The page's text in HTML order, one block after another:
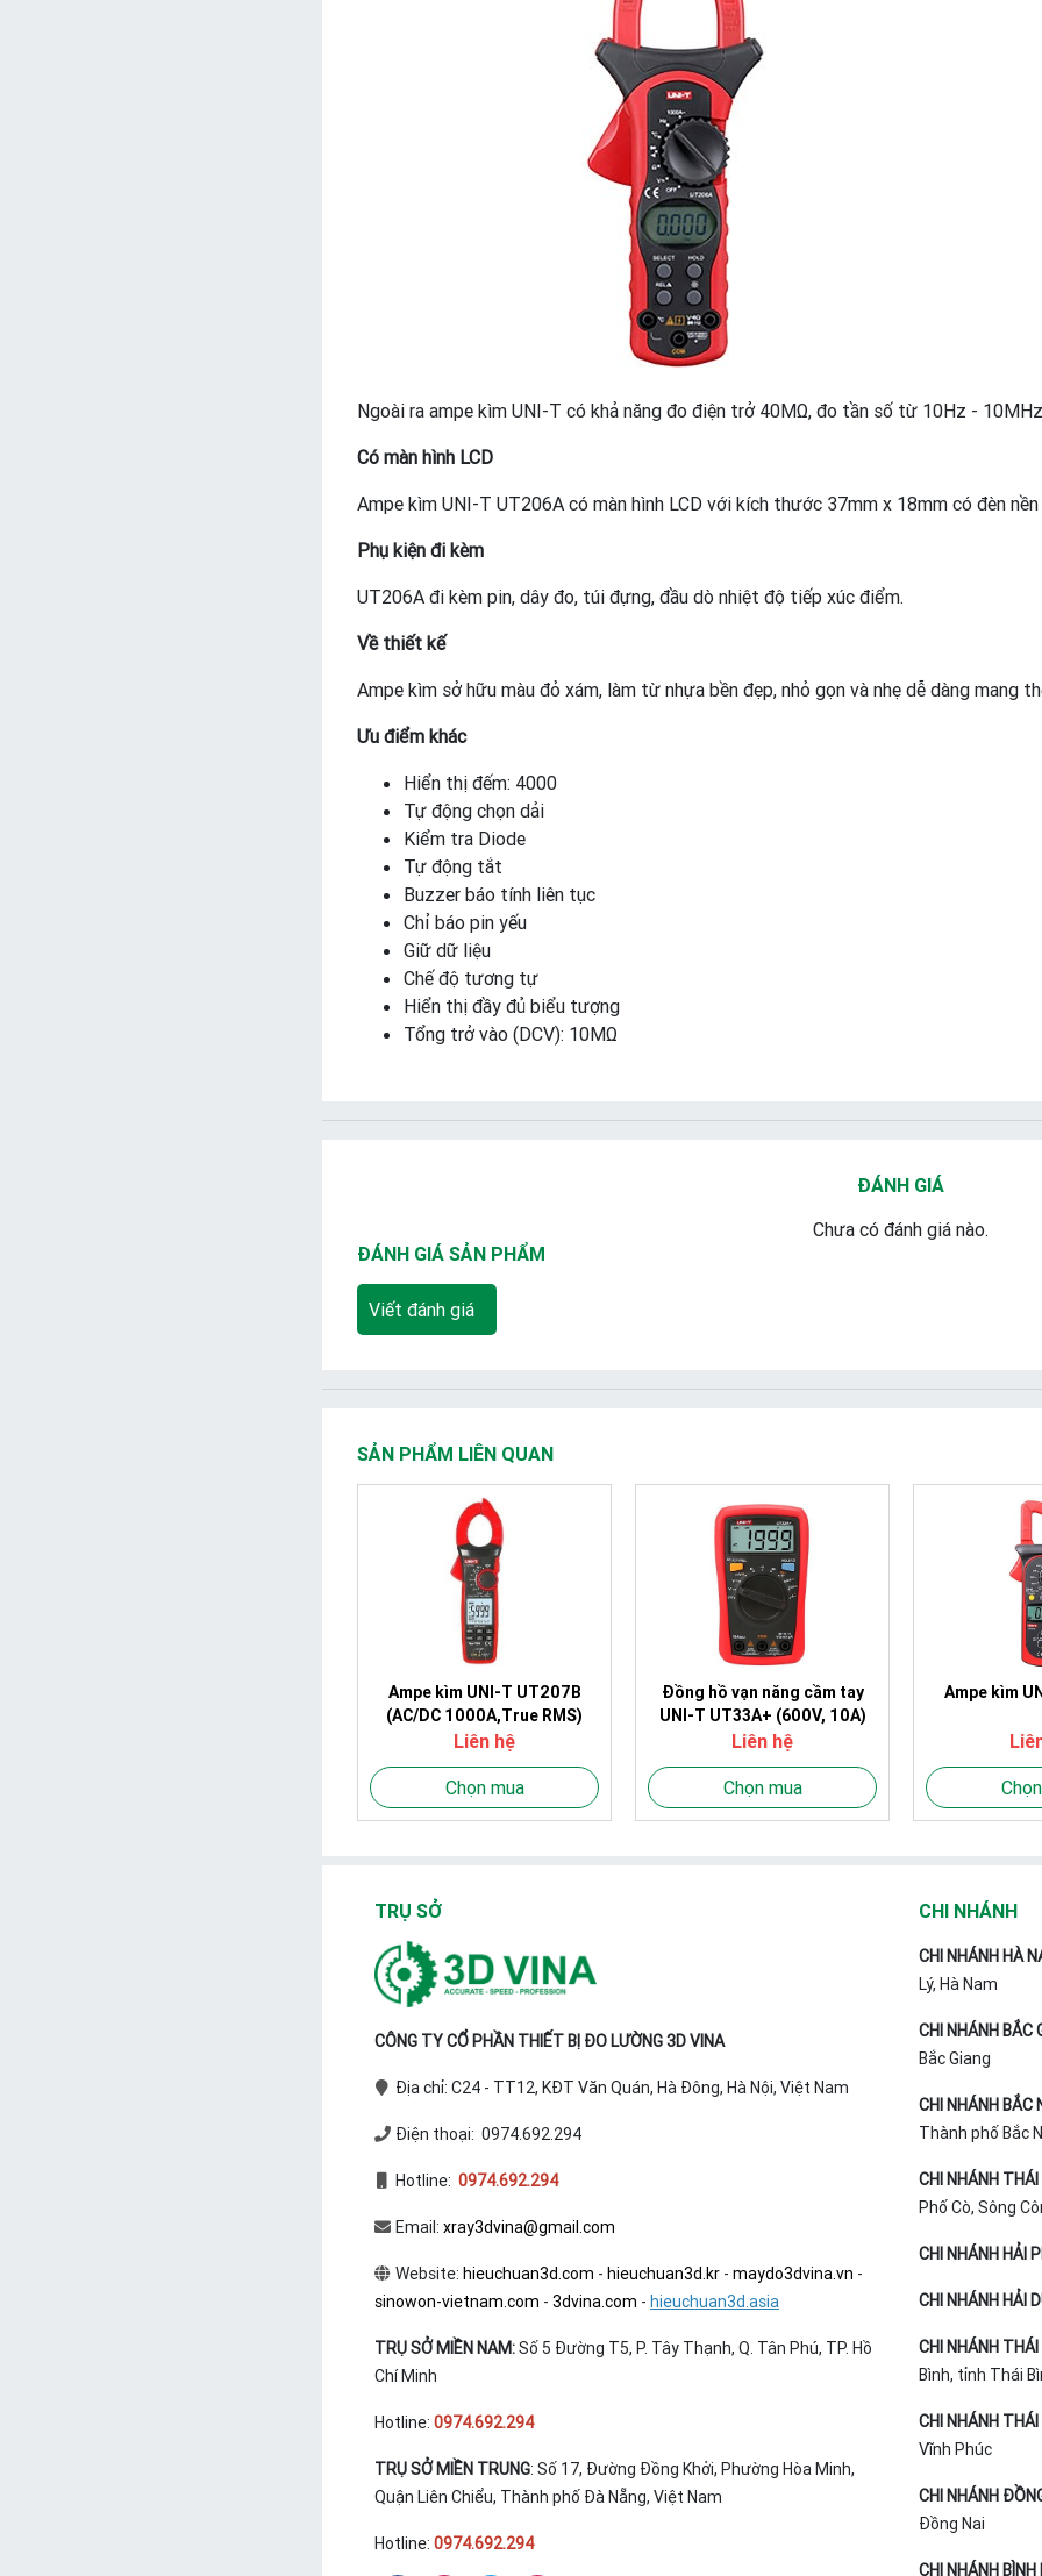
Ngoài ra ampe kìm UNI-T có khả năng đo điện trở 40MΩ, đo tần số từ 10Hz -
Có màn hình LCD
Ampe kìm UNI-T UT206A có màn hình LCD với kích thước 37mm x 18mm có đèn
Phụ kiện đi kèm
UT206A đi kèm pin, dây đo, túi đựng, đầu dò nhiệt độ tiếp xúc điểm.
Về thiết kế
Ampe kìm sở hữu màu đỏ xám, làm từ nhựa bền đẹp, nhỏ gọn và nhẹ dễ dàng mang
Ưu điểm khác
Hiển thị đếm: 4000
Tự động chọn dải
Kiểm tra Diode
Tự động tắt
Buzzer báo tính liên tục
Chỉ báo pin yếu
Giữ dữ liệu
Chế độ tương tự
Hiển thị đầy đủ biểu tượng
Tổng trở vào (DCV): 10MΩ
ĐÁNH GIÁ
Chưa có đánh giá nào.
ĐÁNH GIÁ SẢN PHẨM
Viết đánh giá
SẢN PHẨM LIÊN QUAN
Ampe kìm UNI-T UT207B
(AC/DC 1000A,True RMS)
Liên hệ
Chọn mua
Đồng hồ vạn năng cầm tay
UNI-T UT33A+ (600V, 10A)
Liên hệ
Chọn mua
Ampe kìm
TRỤ SỞ
CÔNG TY CỔ PHẦN THIẾT BỊ ĐO LƯỜNG 3D VINA
Địa chỉ: C24 - TT12, KĐT Văn Quán, Hà Đông, Hà Nội, Việt Nam
Điện thoại: 0974.692.294
Hotline: 0974.692.294
Email: xray3dvina@gmail.com
Website: hieuchuan3d.com - hieuchuan3d.kr- maydo3dvina.vn -
sinowon-vietnam.com - 3dvina.com - hieuchuan3d.asia
TRỤ SỞ MIỀN NAM:Số 5 Đường T5, P. Tây Thạnh, Q. Tân Phú, TP. Hồ
Chí Minh
Hotline: 0974.692.294
TRỤ SỞ MIỀN TRUNG: Số 17, Đường Đồng Khởi, Phường Hòa Minh,
Quận Liên Chiểu, Thành phố Đà Nẵng, Việt Nam
Hotline: 0974.692.294
CHI NHÁNH
CHI NHÁNH HÀ
Lý, Hà Nam
CHI NHÁNH BẮC
Bắc Giang
CHI NHÁNH BẮC
Thành phố Bắc
CHI NHÁNH
Phố Cò, Sông
CHI NHÁNH HẢI
CHI NHÁNH HẢI
CHI NHÁNH
Bình, tỉnh Thái
CHI NHÁNH THÁI
Vĩnh Phúc
CHI NHÁNH
Đồng Nai
CHI NHÁNH BÌNH